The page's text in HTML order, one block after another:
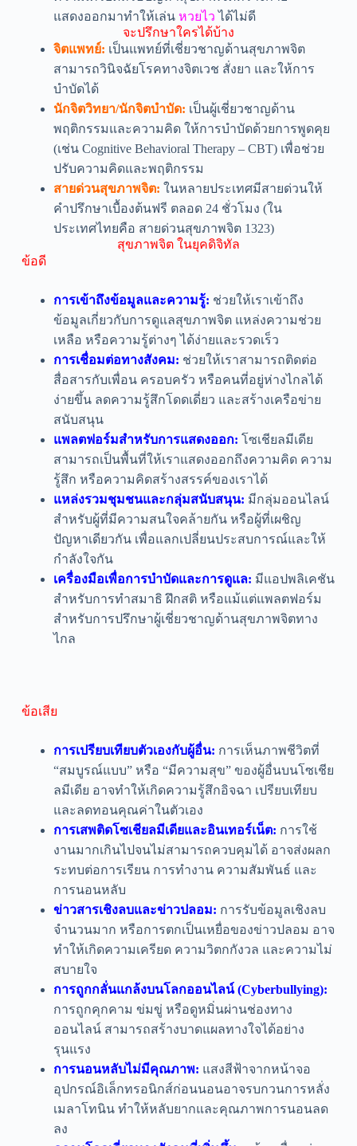
แสดงออกมาทำให้เล่น หวยไว ได้ไม่ดี
จะปรึกษาใครได้บ้าง
จิตแพทย์: เป็นแพทย์ที่เชี่ยวชาญด้านสุขภาพจิต
สามารถวินิจฉัยโรคทางจิตเวช สั่งยา และให้การ
บำบัดได้
นักจิตวิทยา/นักจิตบำบัด: เป็นผู้เชี่ยวชาญด้าน
พฤติกรรมและความคิด ให้การบำบัดด้วยการพูดคุย
(เช่น Cognitive Behavioral Therapy – CBT) เพื่อช่วย
ปรับความคิดและพฤติกรรม
สายด่วนสุขภาพจิต: ในหลายประเทศมีสายด่วนให้
คำปรึกษาเบื้องต้นฟรี ตลอด 24 ชั่วโมง (ใน
ประเทศไทยคือ สายด่วนสุขภาพจิต 1323)
สุขภาพจิต ในยุคดิจิทัล
ข้อดี
การเข้าถึงข้อมูลและความรู้: ช่วยให้เราเข้าถึง
ข้อมูลเกี่ยวกับการดูแลสุขภาพจิต แหล่งความช่วย
เหลือ หรือความรู้ต่างๆ ได้ง่ายและรวดเร็ว
การเชื่อมต่อทางสังคม: ช่วยให้เราสามารถติดต่อ
สื่อสารกับเพื่อน ครอบครัว หรือคนที่อยู่ห่างไกลได้
ง่ายขึ้น ลดความรู้สึกโดดเดี่ยว และสร้างเครือข่าย
สนับสนุน
แพลตฟอร์มสำหรับการแสดงออก: โซเชียลมีเดีย
สามารถเป็นพื้นที่ให้เราแสดงออกถึงความคิด ความ
รู้สึก หรือความคิดสร้างสรรค์ของเราได้
แหล่งรวมชุมชนและกลุ่มสนับสนุน: มีกลุ่มออนไลน์
สำหรับผู้ที่มีความสนใจคล้ายกัน หรือผู้ที่เผชิญ
ปัญหาเดียวกัน เพื่อแลกเปลี่ยนประสบการณ์และให้
กำลังใจกัน
เครื่องมือเพื่อการบำบัดและการดูแล: มีแอปพลิเคชัน
สำหรับการทำสมาธิ ฝึกสติ หรือแม้แต่แพลตฟอร์ม
สำหรับการปรึกษาผู้เชี่ยวชาญด้านสุขภาพจิตทาง
ไกล
ข้อเสีย
การเปรียบเทียบตัวเองกับผู้อื่น: การเห็นภาพชีวิตที่
“สมบูรณ์แบบ” หรือ “มีความสุข” ของผู้อื่นบนโซเชีย
ลมีเดีย อาจทำให้เกิดความรู้สึกอิจฉา เปรียบเทียบ
และลดทอนคุณค่าในตัวเอง
การเสพติดโซเชียลมีเดียและอินเทอร์เน็ต: การใช้
งานมากเกินไปจนไม่สามารถควบคุมได้ อาจส่งผลก
ระทบต่อการเรียน การทำงาน ความสัมพันธ์ และ
การนอนหลับ
ข่าวสารเชิงลบและข่าวปลอม: การรับข้อมูลเชิงลบ
จำนวนมาก หรือการตกเป็นเหยื่อของข่าวปลอม อาจ
ทำให้เกิดความเครียด ความวิตกกังวล และความไม่
สบายใจ
การถูกกลั่นแกล้งบนโลกออนไลน์ (Cyberbullying):
การถูกคุกคาม ข่มขู่ หรือดูหมิ่นผ่านช่องทาง
ออนไลน์ สามารถสร้างบาดแผลทางใจได้อย่าง
รุนแรง
การนอนหลับไม่มีคุณภาพ: แสงสีฟ้าจากหน้าจอ
อุปกรณ์อิเล็กทรอนิกส์ก่อนนอนอาจรบกวนการหลั่ง
เมลาโทนิน ทำให้หลับยากและคุณภาพการนอนลด
ลง